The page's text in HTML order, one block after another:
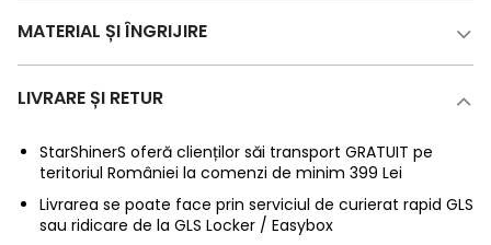
MATERIAL ȘI ÎNGRIJIRE
LIVRARE ȘI RETUR
StarShinerS oferă clienților săi transport GRATUIT pe
teritoriul României la comenzi de minim 399 Lei
Livrarea se poate face prin serviciul de curierat rapid GLS
sau ridicare de la GLS Locker / Easybox